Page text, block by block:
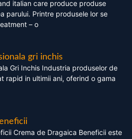
italian care produce produse
parului. Printre produsele lor se
– o
gri inchis
Gri Inchis Industria produselor de
rapid in ultimii ani, oferind o gama
Crema de Dragaica Beneficii este